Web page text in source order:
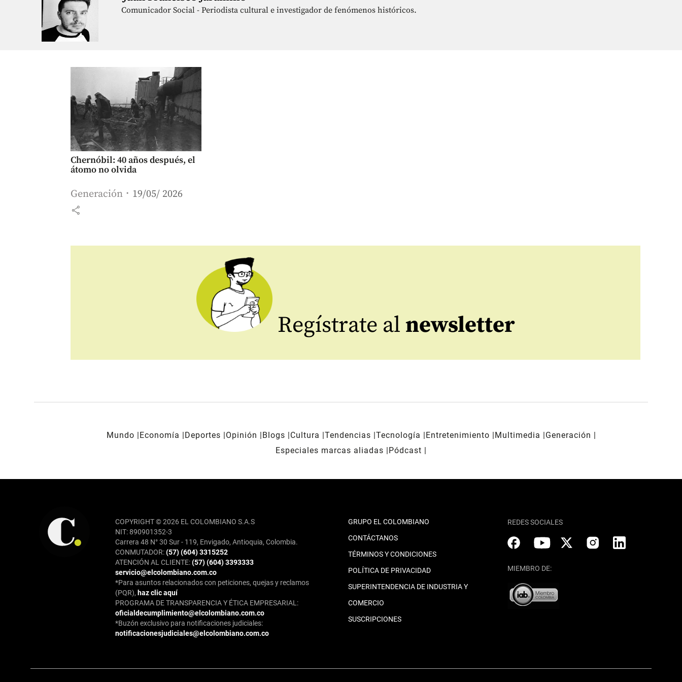
Comunicador Social - Periodista cultural e investigador de fenómenos históricos.
Chernóbil: 40 años después, el
átomo no olvida
Generación 19/05/ 2026
share
Regístrate alnewsletter
Mundo Economía Deportes Opinión Blogs Cultura Tendencias Tecnología Entretenimiento Multimedia
Generación
Especiales marcas aliadas
Pódcast
COPYRIGHT © 2026 EL COLOMBIANO S.A.S
NIT: 890901352-3
Carrera 48 N° 30 Sur - 119, Envigado, Antioquia, Colombia.
CONMUTADOR:(57) (604) 3315252
ATENCIÓN AL CLIENTE:(57) (604) 3393333
servicio@elcolombiano.com.co
*Para asuntos relacionados con peticiones, quejas y reclamos
(PQR), haz clic aquí
PROGRAMA DE TRANSPARENCIA Y ÉTICA EMPRESARIAL:
oficialdecumplimiento@elcolombiano.com.co
*Buzón exclusivo para notificaciones judiciales:
notificacionesjudiciales@elcolombiano.com.co
GRUPO EL COLOMBIANO
CONTÁCTANOS
TÉRMINOS Y CONDICIONES
POLÍTICA DE PRIVACIDAD
SUPERINTENDENCIA DE INDUSTRIA Y
COMERCIO
SUSCRIPCIONES
REDES SOCIALES
MIEMBRO DE: